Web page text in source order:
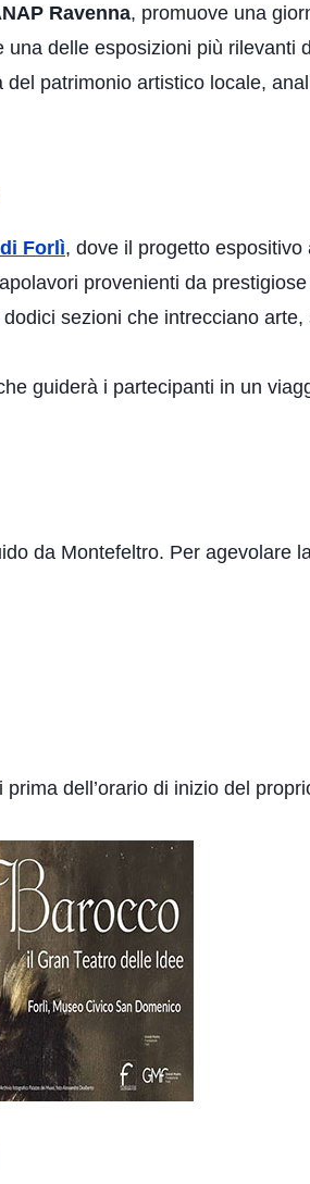
Ravenna, promuove una
delle esposizioni più rilevanti
patrimonio artistico locale,
Forlì, dove il progetto espositivo
provenienti da
sezioni che intrecciano
guiderà i partecipanti in un
da Montefeltro. Per agevolare
dell’orario di inizio del